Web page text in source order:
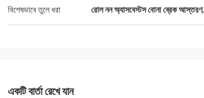
বিশেষভাবে তুলে ধরা রোল নন অ্যাসবেস্টস বোনা ব্রেক আস্তরণ,
একটি বার্তা রেখে যান